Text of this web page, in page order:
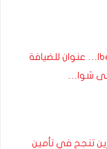
فندق Iberostar Royal El Mansour… عنوان للضيافة
شوا…
تنجح في تأمين